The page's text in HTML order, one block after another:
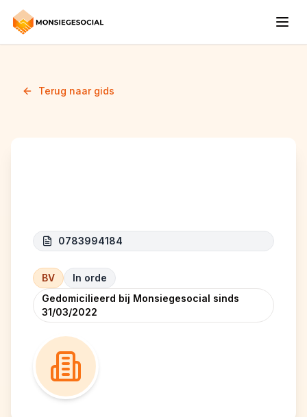
Terug naar gids
0783994184
BV
In orde
Gedomicilieerd bij Monsiegesocial sinds
31/03/2022